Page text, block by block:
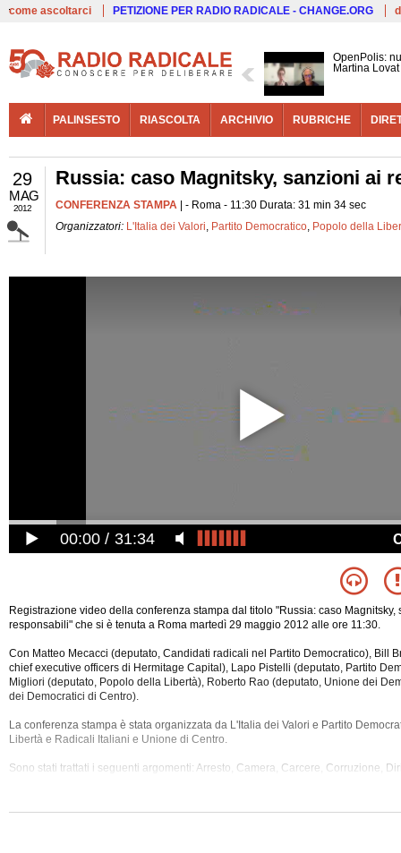
come ascoltarci PETIZIONE PER RADIO RADICALE - CHANGE.ORG
OpenPolis:
Martina Lovat
PALINSESTO RIASCOLTA ARCHIVIO RUBRICHE
29
MAG
2012
Russia: caso Magnitsky, sanzioni ai
CONFERENZA STAMPA | - Roma - 11:30 Durata: 31 min 34 sec
Organizzatori: L'Italia dei Valori, Partito Democratico, Popolo della
00:00 31:34
Registrazione video della conferenza stampa dal titolo "Russia: caso Magnitsky,
responsabili" che si è tenuta a Roma martedì 29 maggio 2012 alle ore 11:30.
Con Matteo Mecacci (deputato, Candidati radicali nel Partito Democratico), Bill
chief executive officers di Hermitage Capital), Lapo Pistelli (deputato, Partito
Migliori (deputato, Popolo della Libertà), Roberto Rao (deputato, Unione dei
dei Democratici di Centro).
La conferenza stampa è stata organizzata da L'Italia dei Valori e Partito
Libertà e Radicali Italiani e Unione di Centro.
Sono stati trattati i seguenti argomenti: Arresto, Camera, Carcere, Corruzione,